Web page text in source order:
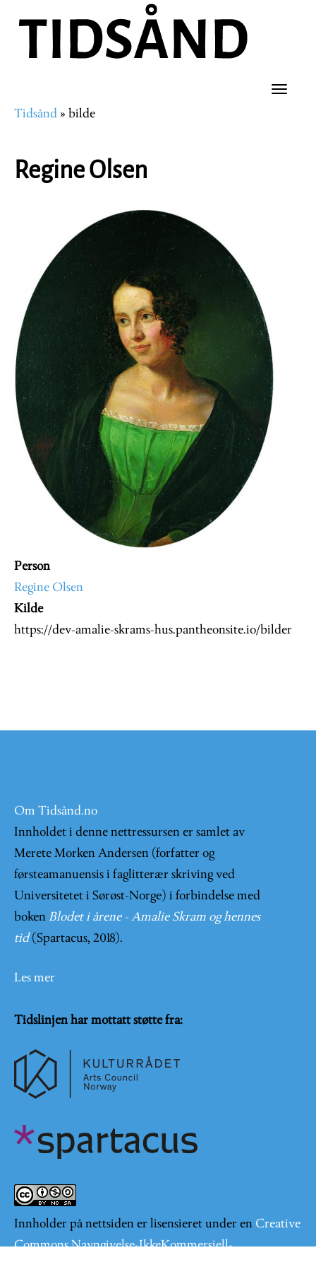
hovedinnhold
Toggle
Navigasjonssti
Tidsånd bilde
Regine Olsen
Person
Regine Olsen
Kilde
https://dev-amalie-skrams-hus.pantheonsite.io/bilder
Om Tidsånd.no
Innholdet i denne nettressursen er samlet av
Merete Morken Andersen (forfatter og
førsteamanuensis i faglitterær skriving ved
Universitetet i Sørøst-Norge) i forbindelse med
boken Blodet i årene - Amalie Skram og hennes
tid (Spartacus, 2018).
Les mer
Tidslinjen har mottatt støtte fra:
Innholder på nettsiden er lisensieret under en Creative
Commons Navngivelse-IkkeKommersiell-